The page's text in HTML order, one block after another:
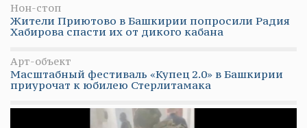
Нон-стоп
Жители Приютово в Башкирии попросили Радия
Хабирова спасти их от дикого кабана
Арт-объект
Масштабный фестиваль «Купец 2.0» в Башкирии
приурочат к юбилею Стерлитамака